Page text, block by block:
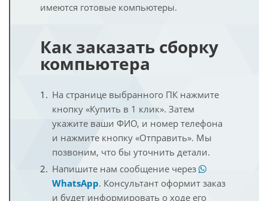
имеются готовые компьютеры.
Как заказать сборку
компьютера
На странице выбранного ПК нажмите
кнопку «Купить в 1 клик». Затем
укажите ваши ФИО, и номер телефона
и нажмите кнопку «Отправить». Мы
позвоним, что бы уточнить детали.
Напишите нам сообщение через
WhatsApp. Консультант оформит заказ
и будет информировать о ходе его